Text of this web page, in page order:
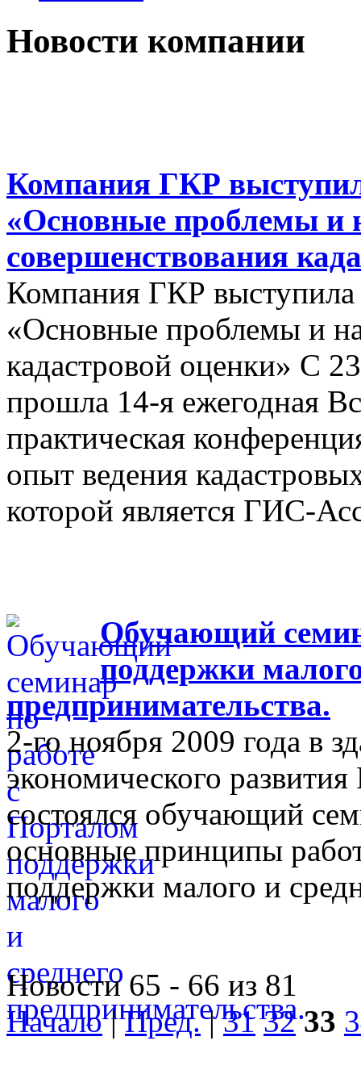
Новости компании
Компания ГКР
«Основные проблемы и
совершенствования
Компания ГКР выступила
«Основные проблемы и
кадастровой оценки» С
прошла 14-я ежегодная
практическая
опыт ведения
которой является ГИС-
Обучающий
поддержки
предпринимательства.
2-го ноября 2009 года в
экономического
состоялся обучающий
основные принципы
поддержки малого и
Новости 65 - 66 из 81
Начало|Пред.|31 32 33